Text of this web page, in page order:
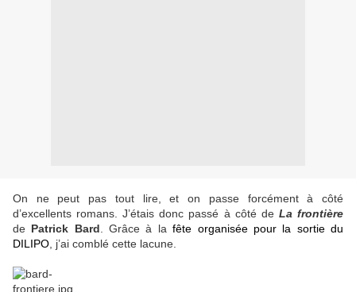
On ne peut pas tout lire, et on passe forcément à côté
d’excellents romans. J’étais donc passé à côté de La frontière
de Patrick Bard . Grâce à lafête organisée pour la sortie du
DILIPO , j’ai comblé cette lacune.